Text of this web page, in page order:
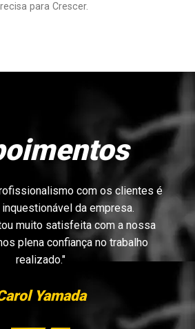
para Crescer.
com os clientes é
inquestionável da empresa.
muito satisfeita com a nossa
plena confiança no trabalho
realizado."
Yamada